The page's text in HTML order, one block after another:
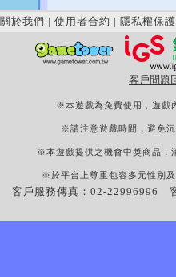
關於我們 | 使用者合約 | 隱私權保護
客戶問題
※本遊戲為免費使用，遊戲
※請注意遊戲時間，避免
※本遊戲提供之機會中獎商品，
※於平台上尊重包容多元性別
客戶服務傳真：02-22996996